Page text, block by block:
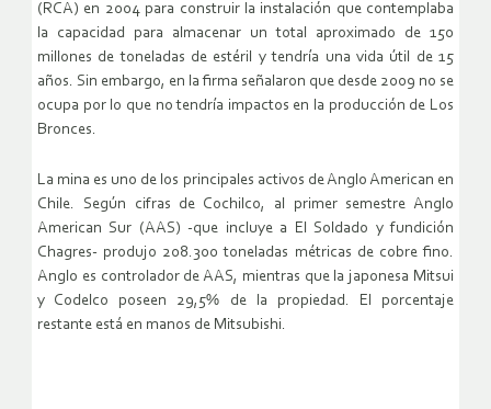
(RCA) en 2004 para construir la instalación que contemplaba
la capacidad para almacenar un total aproximado de 150
millones de toneladas de estéril y tendría una vida útil de 15
años. Sin embargo, en la firma señalaron que desde 2009 no se
ocupa por lo que no tendría impactos en la producción de Los
Bronces.
La mina es uno de los principales activos de Anglo American en
Chile. Según cifras de Cochilco, al primer semestre Anglo
American Sur (AAS) -que incluye a El Soldado y fundición
Chagres- produjo 208.300 toneladas métricas de cobre fino.
Anglo es controlador de AAS, mientras que la japonesa Mitsui
y Codelco poseen 29,5% de la propiedad. El porcentaje
restante está en manos de Mitsubishi.